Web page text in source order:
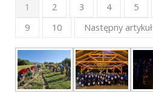
1
2 3 4 5
9
10 Następny artykuł